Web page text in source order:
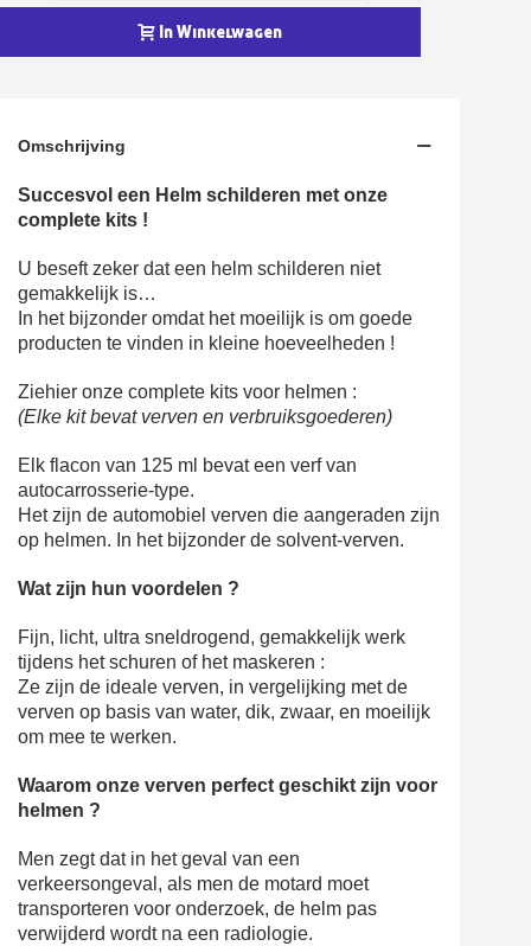
Betaling in 4x gratis vanaf een aankoopwaarde van 30€.
Je online offerte in minder dan 1 minuut
5€ korting op de eerste bestelling
10€ shopping voucher voor elke verwijzing
Schrijf je in voor de nieuwsbrief: €5 korting
In Winkelwagen
Omschrijving
Succesvol een Helm schilderen met onze
complete kits !
U beseft zeker dat een helm schilderen niet
gemakkelijk is…
In het bijzonder omdat het moeilijk is om goede
producten te vinden in kleine hoeveelheden !
Ziehier onze complete kits voor helmen :
(Elke kit bevat verven en verbruiksgoederen)
Elk flacon van 125 ml bevat een verf van
autocarrosserie-type.
Het zijn de automobiel verven die aangeraden zijn
op helmen. In het bijzonder de solvent-verven.
Wat zijn hun voordelen ?
Fijn, licht, ultra sneldrogend, gemakkelijk werk
tijdens het schuren of het maskeren :
Ze zijn de ideale verven, in vergelijking met de
verven op basis van water, dik, zwaar, en moeilijk
om mee te werken.
Waarom onze verven perfect geschikt zijn voor
helmen ?
Men zegt dat in het geval van een
verkeersongeval, als men de motard moet
transporteren voor onderzoek, de helm pas
verwijderd wordt na een radiologie.